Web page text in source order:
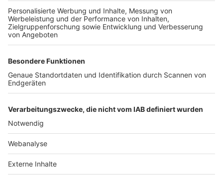
TOP-PARTNER
Nutzungsbedingungen Datenschutz Impressum